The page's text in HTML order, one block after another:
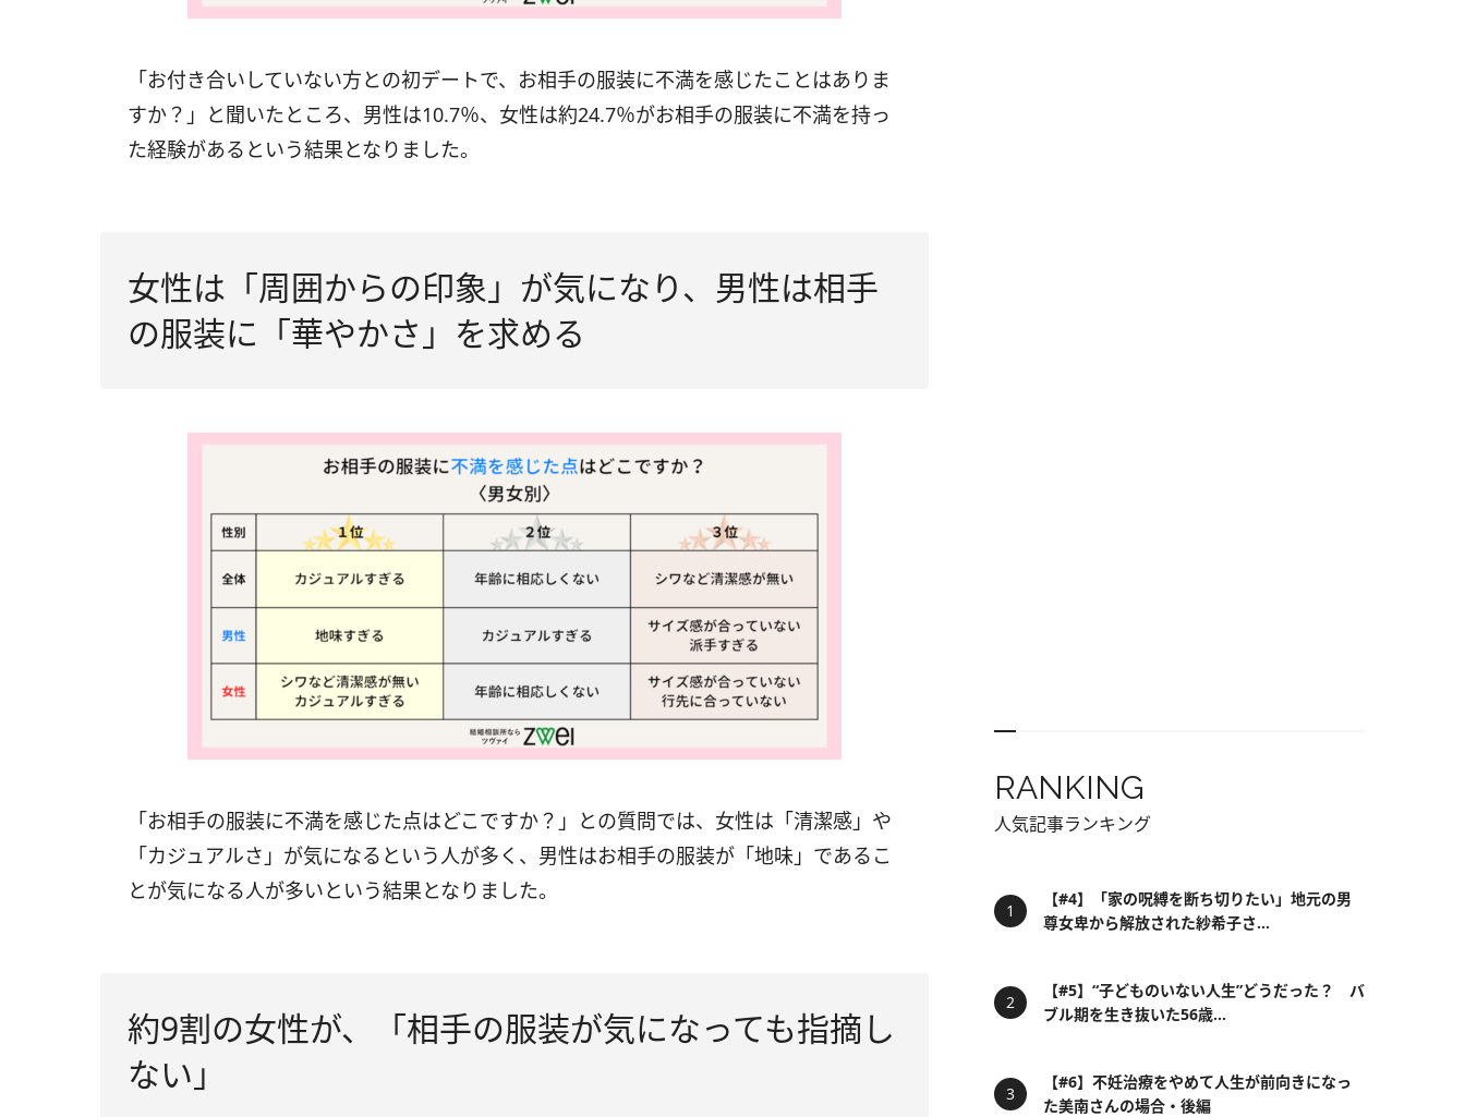
「お付き合いしていない方との初デートで、お相手の服装に不満を感じたことはありま
すか？」と聞いたところ、男性は10.7％、女性は約24.7％がお相手の服装に不満を持っ
た経験があるという結果となりました。
女性は「周囲からの印象」が気になり、男性は相手
の服装に「華やかさ」を求める
「お相手の服装に不満を感じた点はどこですか？」との質問では、女性は「清潔感」や
「カジュアルさ」が気になるという人が多く、男性はお相手の服装が「地味」であるこ
とが気になる人が多いという結果となりました。
約9割の女性が、「相手の服装が気になっても指摘し
ない」
RANKING
人気記事ランキング
【#4】「家の呪縛を断ち切りたい」地元の男
尊女卑から解放された紗希子さ...
【#5】“子どものいない人生”どうだった？ バ
ブル期を生き抜いた56歳...
【#6】不妊治療をやめて人生が前向きになっ
た美南さんの場合・後編